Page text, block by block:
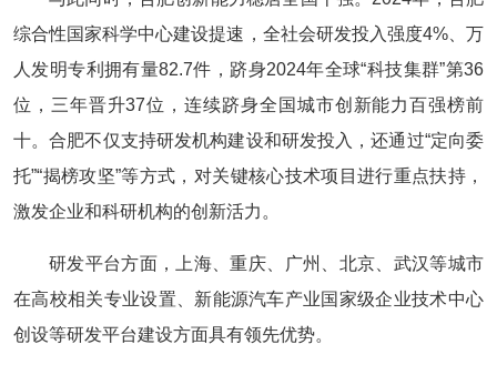
综合性国家科学中心建设提速，全社会研发投入强度4%、万
人发明专利拥有量82.7件，跻身2024年全球“科技集群”第36
位，三年晋升37位，连续跻身全国城市创新能力百强榜前
十。合肥不仅支持研发机构建设和研发投入，还通过“定向委
托”“揭榜攻坚”等方式，对关键核心技术项目进行重点扶持，
激发企业和科研机构的创新活力。
研发平台方面，上海、重庆、广州、北京、武汉等城市
在高校相关专业设置、新能源汽车产业国家级企业技术中心
创设等研发平台建设方面具有领先优势。